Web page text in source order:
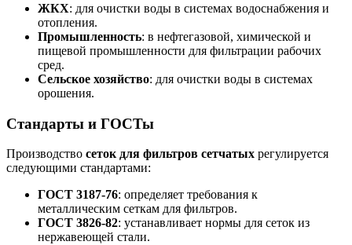
ЖКХ: для очистки воды в системах водоснабжения и
отопления.
Промышленность: в нефтегазовой, химической и
пищевой промышленности для фильтрации рабочих
сред.
Сельское хозяйство: для очистки воды в системах
орошения.
Стандарты и ГОСТы
Производство сеток для фильтров сетчатых регулируется
следующими стандартами:
ГОСТ 3187-76: определяет требования к
металлическим сеткам для фильтров.
ГОСТ 3826-82: устанавливает нормы для сеток из
нержавеющей стали.